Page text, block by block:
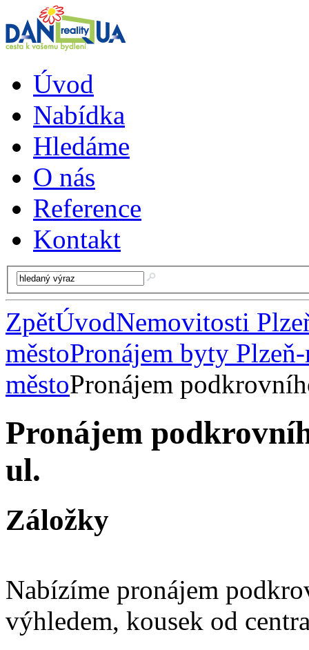
Úvod
Nabídka
Hledáme
O nás
Reference
Kontakt
ZpětÚvodNemovitosti
městoPronájem byty
městoPronájem
Pronájem
ul.
Záložky
Nabízíme pronájem
výhledem, kousek od